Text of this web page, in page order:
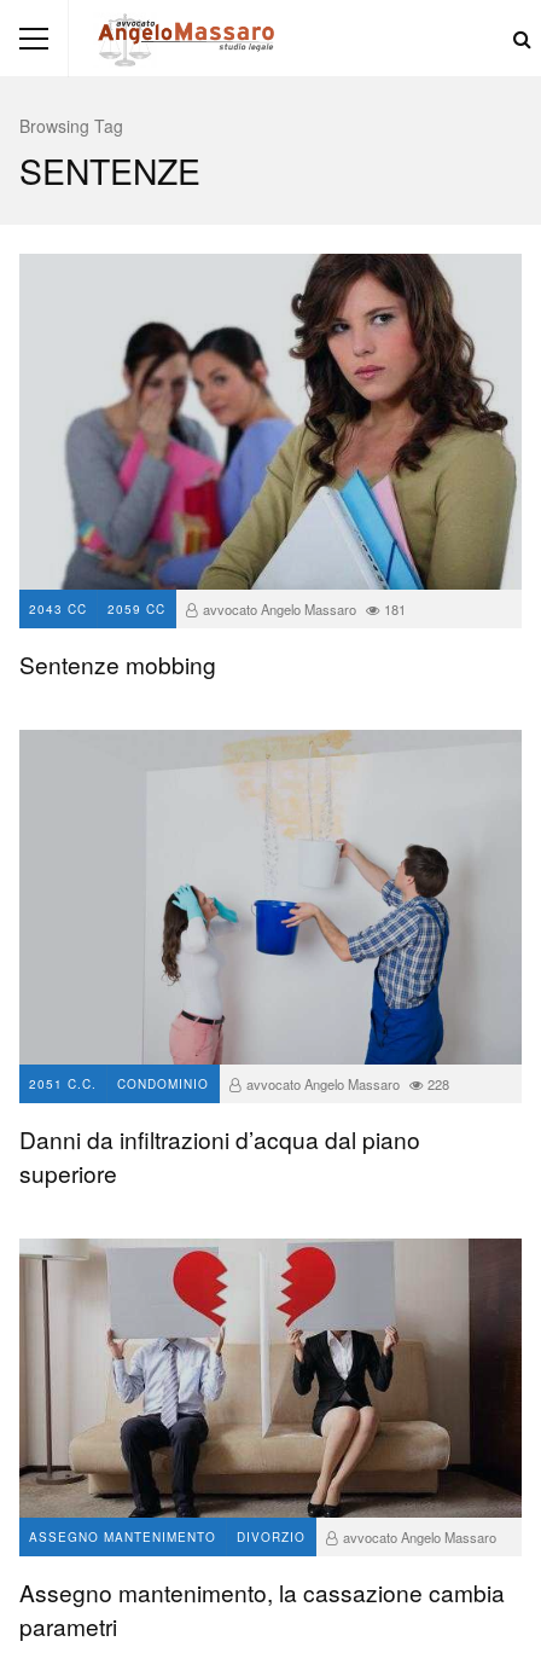
Browsing Tag
SENTENZE
2043 CC 2059 CC avvocato Angelo Massaro 181
Sentenze mobbing
2051 C.C. CONDOMINIO avvocato Angelo Massaro 228
Danni da infiltrazioni d’acqua dal piano
superiore
ASSEGNO MANTENIMENTO DIVORZIO
avvocato Angelo Massaro
Assegno mantenimento, la cassazione cambia
parametri